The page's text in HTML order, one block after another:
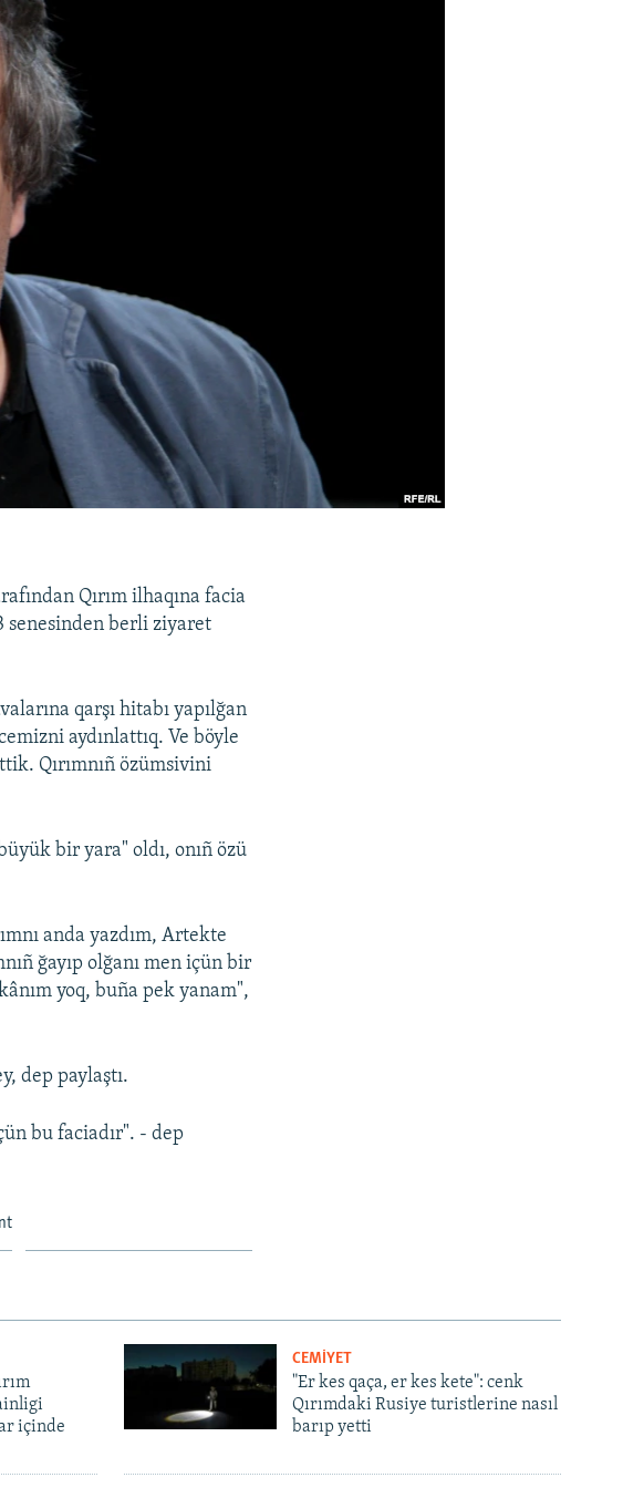
Qırım ilhaqına facia
senesinden berli ziyaret
qarşı hitabı yapılğan
aydınlattıq. Ve böyle
Qırımnıñ özümsivini
bir yara" oldı, onıñ özü
anda yazdım, Artekte
ğayıp olğanı men içün bir
yoq, buña pek yanam",
dep paylaştı.
bu faciadır". - dep
içinde
CEMİYET
"Er kes qaça, er kes kete": cenk
Qırımdaki Rusiye turistlerine nasıl
barıp yetti